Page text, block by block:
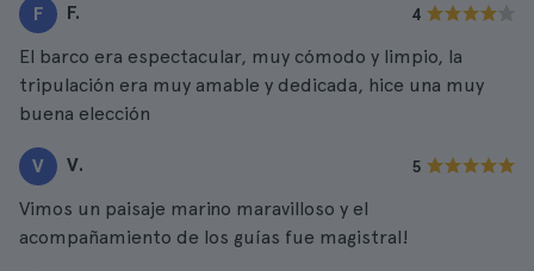
F F. 4
El barco era espectacular, muy cómodo y limpio, la
tripulación era muy amable y dedicada, hice una muy
buena elección
V V. 5
Vimos un paisaje marino maravilloso y el
acompañamiento de los guías fue magistral!